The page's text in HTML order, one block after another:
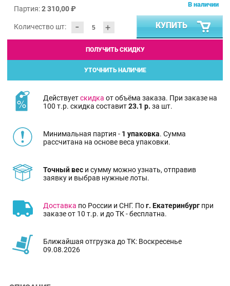
Партия:2 310,00 ₽
Количество шт: - +
В наличии
КУПИТЬ
ПОЛУЧИТЬ СКИДКУ
УТОЧНИТЬ НАЛИЧИЕ
Действуетскидка от объёма заказа. При заказе на
100 т.р. скидка составит23.1 р. за шт.
Минимальная партия - 1 упаковка. Сумма
рассчитана на основе веса упаковки.
Точный вес и сумму можно узнать, отправив
заявку и выбрав нужные лоты.
Доставка по России и СНГ. Пог. Екатеринбург при
заказе от 10 т.р. и до ТК - бесплатна.
Ближайшая отгрузка до ТК: Воскресенье
09.08.2026